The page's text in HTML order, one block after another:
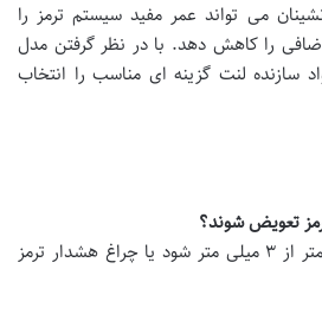
می تواند عمر مفید سیستم ترمز را
را کاهش دهد. با در نظر گرفتن مدل
سازنده لنت گزینه ای مناسب را انتخاب
تعویض شوند؟
هنگامی که ضخامت لنت کمتر از ۳ میلی متر شود یا چراغ هشدار ترمز